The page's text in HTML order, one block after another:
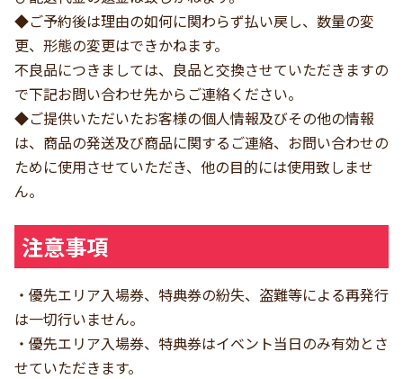
◆ご予約後は理由の如何に関わらず払い戻し、数量の変
更、形態の変更はできかねます。
不良品につきましては、良品と交換させていただきますの
で下記お問い合わせ先からご連絡ください。
◆ご提供いただいたお客様の個人情報及びその他の情報
は、商品の発送及び商品に関するご連絡、お問い合わせの
ために使用させていただき、他の目的には使用致しませ
ん。
注意事項
・優先エリア入場券、特典券の紛失、盗難等による再発行
は一切行いません。
・優先エリア入場券、特典券はイベント当日のみ有効とさ
せていただきます。